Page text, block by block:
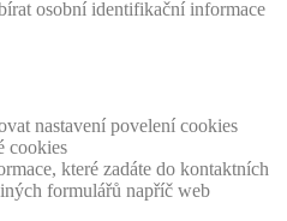
osobní identifikační informace
nastavení povelení cookies
cookies
které zadáte do kontaktních
formulářů napříč web